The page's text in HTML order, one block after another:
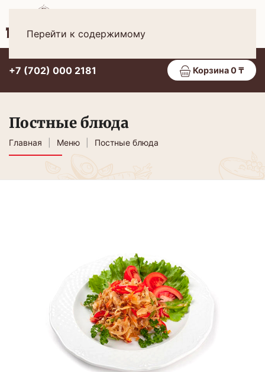
Перейти к содержимому
+7 (702) 000 2181 Корзина 0 ₸
Постные блюда
Главная Меню Постные блюда